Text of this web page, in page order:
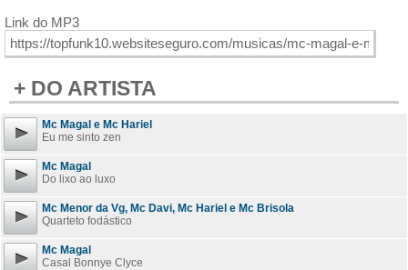
Link do MP3
+ DO ARTISTA
Mc Magal e Mc Hariel
Eu me sinto zen
Mc Magal
Do lixo ao luxo
Mc Menor da Vg, Mc Davi, Mc Hariel e Mc Brisola
Quarteto fodástico
Mc Magal
Casal Bonnye Clyce